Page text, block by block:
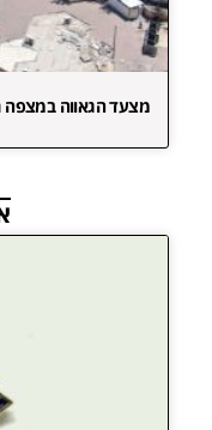
מצעד הגאווה במצפה